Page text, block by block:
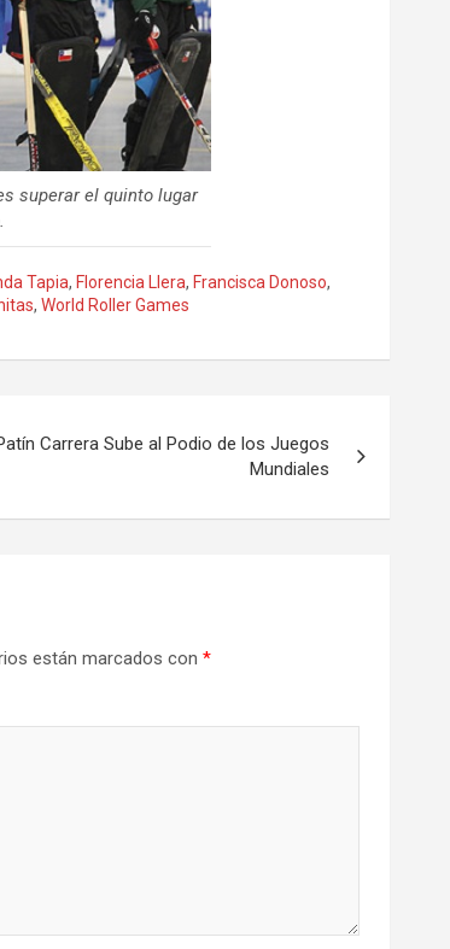
superar el quinto lugar
Tapia, Florencia Llera, Francisca Donoso,
, World Roller Games
Carrera Sube al Podio de los Juegos
Mundiales
están marcados con *